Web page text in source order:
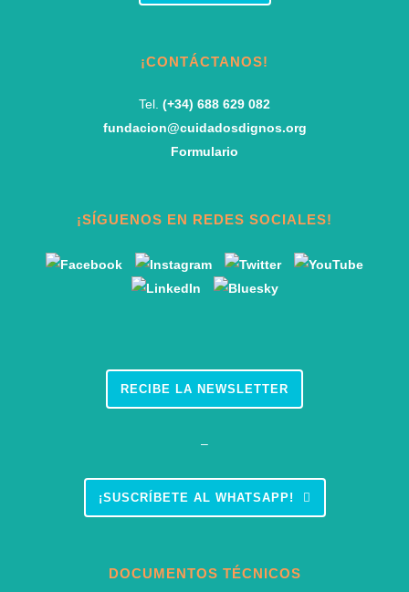
¡CONTÁCTANOS!
Tel. (+34) 688 629 082
fundacion@cuidadosdignos.org
Formulario
¡SÍGUENOS EN REDES SOCIALES!
RECIBE LA NEWSLETTER
–
¡SUSCRÍBETE AL WHATSAPP!
DOCUMENTOS TÉCNICOS